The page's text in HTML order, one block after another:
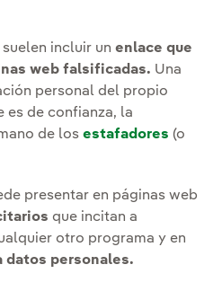
suelen incluir un enlace que
web falsificadas. Una
personal del propio
es de confianza, la
de los estafadores (o
presentar en páginas web
que incitan a
otro programa y en
datos personales.